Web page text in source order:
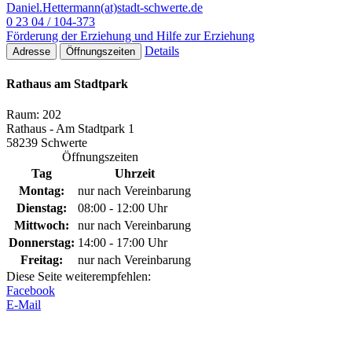
Daniel.Hettermann(at)stadt-schwerte.de
0 23 04 / 104-373
Förderung der Erziehung und Hilfe zur Erziehung
Adresse Öffnungszeiten Details
Rathaus am Stadtpark
Raum: 202
Rathaus - Am Stadtpark 1
58239 Schwerte
Öffnungszeiten
Tag
Uhrzeit
Montag:
nur nach Vereinbarung
Dienstag:
08:00 - 12:00 Uhr
Mittwoch:
nur nach Vereinbarung
Donnerstag: 14:00 - 17:00 Uhr
Freitag:
nur nach Vereinbarung
Diese Seite weiterempfehlen:
Facebook
E-Mail